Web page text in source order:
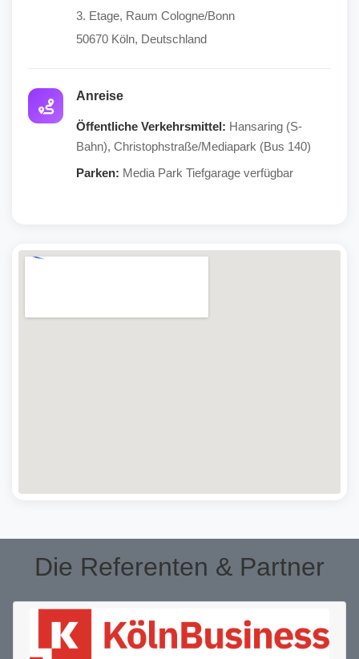
3. Etage, Raum Cologne/Bonn
50670 Köln, Deutschland
Anreise
Öffentliche Verkehrsmittel: Hansaring (S-
Bahn), Christophstraße/Mediapark (Bus 140)
Parken: Media Park Tiefgarage verfügbar
Die Referenten & Partner